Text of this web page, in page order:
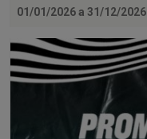
01/01/2026 a 31/12/2026